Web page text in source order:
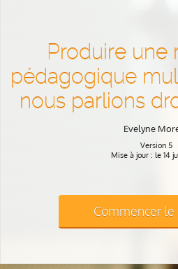
Produire une
pédagogique
nous parlions
Evelyne
Version 5
Mise à jour : le 14
Commencer